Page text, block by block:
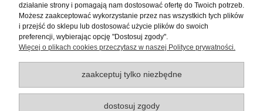
O nas
pokaż pełną wersję strony
Sklep internetowy Shoper Premium
działanie strony i pomagają nam dostosować ofertę do Twoich potrzeb.
Możesz zaakceptować wykorzystanie przez nas wszystkich tych plików
i przejść do sklepu lub dostosować użycie plików do swoich
preferencji, wybierając opcję "Dostosuj zgody".
Więcej o plikach cookies przeczytasz w naszej Polityce prywatności.
zaakceptuj tylko niezbędne
dostosuj zgody